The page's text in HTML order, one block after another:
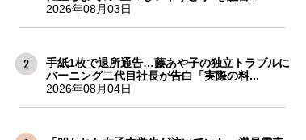
2026年08月03日
手紙1枚で退所通告…藤あや子の独立トラブルに
バーニング二代目社長が告白「実際の料...
2026年08月04日